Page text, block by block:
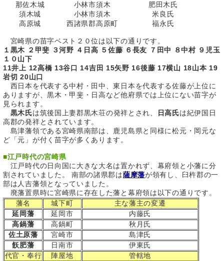
那佐木城
小林市須木
肥田木氏
須木城
小林市須木
米良氏
高原城
西諸県郡高原町 福永氏
宮崎県の苗字ベスト２０位は以下の通りです。
１黒木 ２甲斐 ３河野 ４日高 ５佐藤 ６長友 ７田中 ８中村 ９児玉
１０山下
11井上 12高橋 13谷口 14吉田 15矢野 16後藤 17横山 18山本 19
岩切 20山口
西日本を代表する中村・田中、東日本を代表する佐藤が上位に
ありますが、黒木・甲斐・日高など他府県では上位にない苗字が
見られます。
黒木氏は筑後国上妻郡黒木荘の発祥とされ、 日高氏は紀伊国日
高郡の発祥とされています。
島津藩領である宮崎県南部は、鹿児島県と同様に松元・岡元な
ど「元」が付く苗字が多くあります。
■江戸時代の宮崎県
江戸時代の日向国に大きな大名は置かれず、幕府領と小藩に分
割されていました。 南部の諸県郡は薩摩藩が領有し、臼杵郡の一
部は人吉藩領となっていました。
廃藩置県時に宮崎県に存在した藩と幕府領は以下の通りです。
藩名
城下町
主な藩主の変遷
延岡藩
延岡市
内藤氏
高鍋藩
高鍋町
秋月氏
佐土原藩
宮崎市
島津氏
飫肥藩
日南市
伊東氏
代官・奉行
陣屋地 管轄地